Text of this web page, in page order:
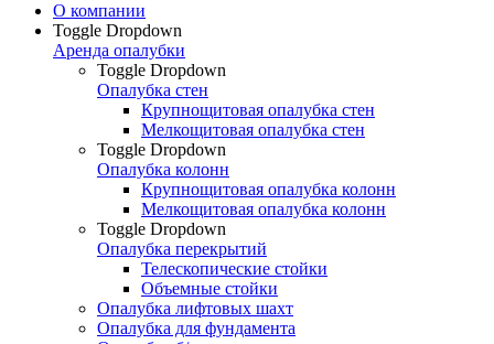
О компании
Toggle Dropdown
Аренда опалубки
Toggle Dropdown
Опалубка стен
Крупнощитовая опалубка стен
Мелкощитовая опалубка стен
Toggle Dropdown
Опалубка колонн
Крупнощитовая опалубка колонн
Мелкощитовая опалубка колонн
Toggle Dropdown
Опалубка перекрытий
Телескопические стойки
Объемные стойки
Опалубка лифтовых шахт
Опалубка для фундамента